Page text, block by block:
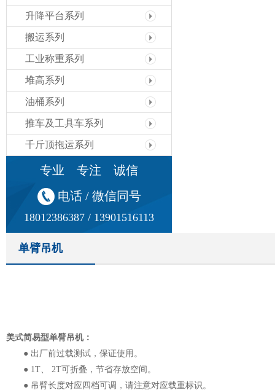
升降平台系列
搬运系列
工业称重系列
堆高系列
油桶系列
推车及工具车系列
千斤顶拖运系列
专业 专注 诚信
电话 / 微信同号
18012386387 / 13901516113
单臂吊机
美式简易型单臂吊机：
● 出厂前过载测试，保证使用。
● 1T、 2T可折叠，节省存放空间。
● 吊臂长度对应四档可调，请注意对应载重标识。